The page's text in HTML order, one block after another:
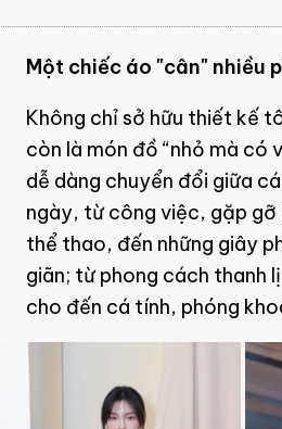
Một chiếc áo "cân" nhiều
Không chỉ sở hữu thiết kế
còn là món đồ “nhỏ mà có
dễ dàng chuyển đổi giữa
ngày, từ công việc, gặp
thể thao, đến những giây
giãn; từ phong cách thanh
cho đến cá tính, phóng